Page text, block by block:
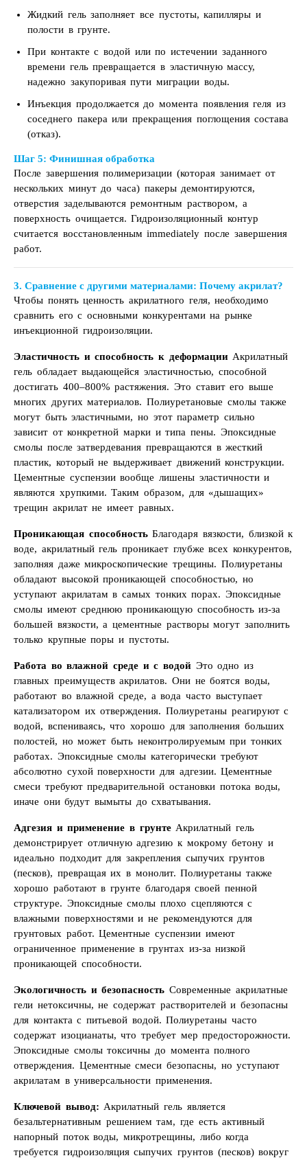
Жидкий гель заполняет все пустоты, капилляры и
полости в грунте.
При контакте с водой или по истечении заданного
времени гель превращается в эластичную массу,
надежно закупоривая пути миграции воды.
Инъекция продолжается до момента появления геля из
соседнего пакера или прекращения поглощения состава
(отказ).
Шаг 5: Финишная обработка
После завершения полимеризации (которая занимает от
нескольких минут до часа) пакеры демонтируются,
отверстия заделываются ремонтным раствором, а
поверхность очищается. Гидроизоляционный контур
считается восстановленным immediately после завершения
работ.
3. Сравнение с другими материалами: Почему акрилат?
Чтобы понять ценность акрилатного геля, необходимо
сравнить его с основными конкурентами на рынке
инъекционной гидроизоляции.
Эластичность и способность к деформацииАкрилатный
гель обладает выдающейся эластичностью, способной
достигать 400–800% растяжения. Это ставит его выше
многих других материалов. Полиуретановые смолы также
могут быть эластичными, но этот параметр сильно
зависит от конкретной марки и типа пены. Эпоксидные
смолы после затвердевания превращаются в жесткий
пластик, который не выдерживает движений конструкции.
Цементные суспензии вообще лишены эластичности и
являются хрупкими. Таким образом, для «дышащих»
трещин акрилат не имеет равных.
Проникающая способностьБлагодаря вязкости, близкой к
воде, акрилатный гель проникает глубже всех конкурентов,
заполняя даже микроскопические трещины. Полиуретаны
обладают высокой проникающей способностью, но
уступают акрилатам в самых тонких порах. Эпоксидные
смолы имеют среднюю проникающую способность из-за
большей вязкости, а цементные растворы могут заполнить
только крупные поры и пустоты.
Работа во влажной среде и с водой Это одно из
главных преимуществ акрилатов. Они не боятся воды,
работают во влажной среде, а вода часто выступает
катализатором их отверждения. Полиуретаны реагируют с
водой, вспениваясь, что хорошо для заполнения больших
полостей, но может быть неконтролируемым при тонких
работах. Эпоксидные смолы категорически требуют
абсолютно сухой поверхности для адгезии. Цементные
смеси требуют предварительной остановки потока воды,
иначе они будут вымыты до схватывания.
Адгезия и применение в грунтеАкрилатный гель
демонстрирует отличную адгезию к мокрому бетону и
идеально подходит для закрепления сыпучих грунтов
(песков), превращая их в монолит. Полиуретаны также
хорошо работают в грунте благодаря своей пенной
структуре. Эпоксидные смолы плохо сцепляются с
влажными поверхностями и не рекомендуются для
грунтовых работ. Цементные суспензии имеют
ограниченное применение в грунтах из-за низкой
проникающей способности.
Экологичность и безопасность Современные акрилатные
гели нетоксичны, не содержат растворителей и безопасны
для контакта с питьевой водой. Полиуретаны часто
содержат изоцианаты, что требует мер предосторожности.
Эпоксидные смолы токсичны до момента полного
отверждения. Цементные смеси безопасны, но уступают
акрилатам в универсальности применения.
Ключевой вывод: Акрилатный гель является
безальтернативным решением там, где есть активный
напорный поток воды, микротрещины, либо когда
требуется гидроизоляция сыпучих грунтов (песков) вокруг